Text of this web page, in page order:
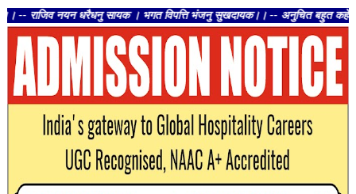
सायक । भगत विपत्ति भंजनु सुखदायक।। -- अनुचित बहुत कहेउं अग्याता ।